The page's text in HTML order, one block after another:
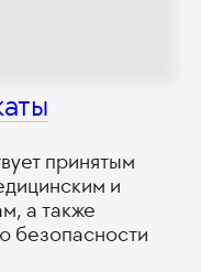
принятым
и
а также
безопасности